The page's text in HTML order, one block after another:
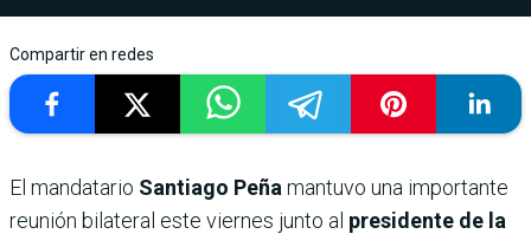
Compartir en redes
El mandatario Santiago Peña mantuvo una importante
reunión bilateral este viernes junto al presidente de la